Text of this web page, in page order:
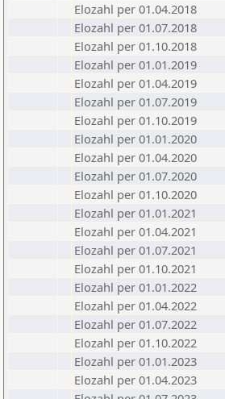
Elozahl per 01.04.2018
Elozahl per 01.07.2018
Elozahl per 01.10.2018
Elozahl per 01.01.2019
Elozahl per 01.04.2019
Elozahl per 01.07.2019
Elozahl per 01.10.2019
Elozahl per 01.01.2020
Elozahl per 01.04.2020
Elozahl per 01.07.2020
Elozahl per 01.10.2020
Elozahl per 01.01.2021
Elozahl per 01.04.2021
Elozahl per 01.07.2021
Elozahl per 01.10.2021
Elozahl per 01.01.2022
Elozahl per 01.04.2022
Elozahl per 01.07.2022
Elozahl per 01.10.2022
Elozahl per 01.01.2023
Elozahl per 01.04.2023